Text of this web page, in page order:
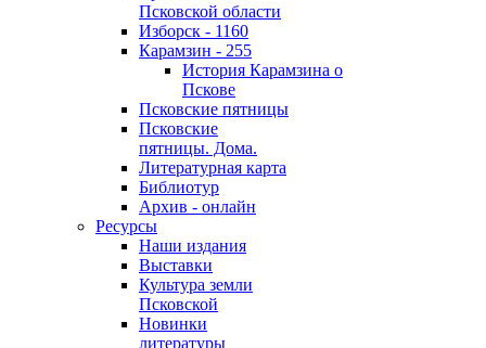
Псковской области
Изборск - 1160
Карамзин - 255
История Карамзина о
Пскове
Псковские пятницы
Псковские
пятницы. Дома.
Литературная карта
Библиотур
Архив - онлайн
Ресурсы
Наши издания
Выставки
Культура земли
Псковской
Новинки
литературы